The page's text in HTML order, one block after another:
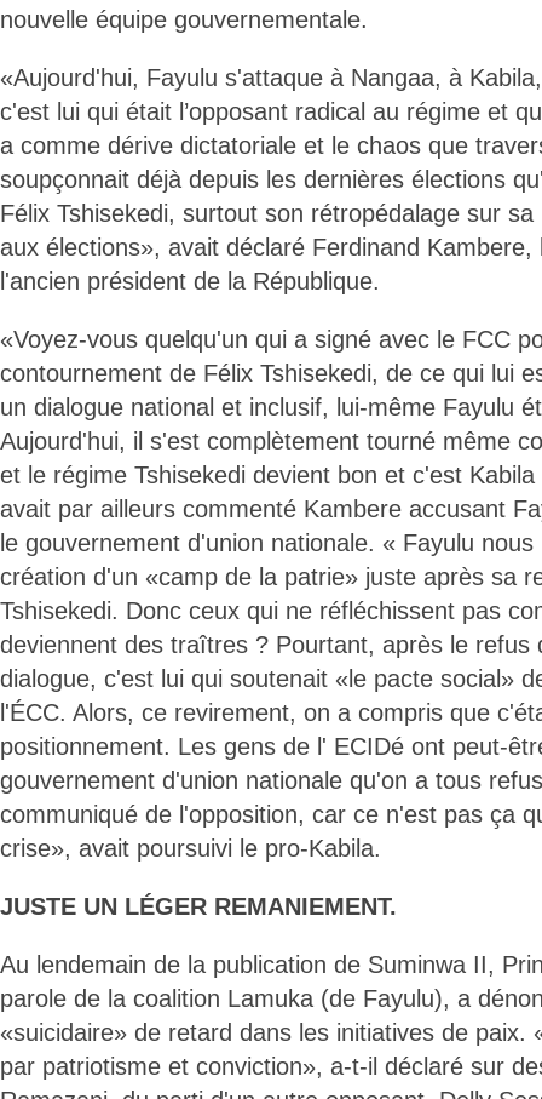
nouvelle équipe gouvernementale.
«Aujourd'hui, Fayulu s'attaque à Nangaa, à
c'est lui qui était l’opposant radical au régime et
a comme dérive dictatoriale et le chaos que
soupçonnait déjà depuis les dernières élections
Félix Tshisekedi, surtout son rétropédalage sur
aux élections», avait déclaré Ferdinand
l'ancien président de la République.
«Voyez-vous quelqu'un qui a signé avec le FCC
contournement de Félix Tshisekedi, de ce qui lui
un dialogue national et inclusif, lui-même Fayulu
Aujourd'hui, il s'est complètement tourné même
et le régime Tshisekedi devient bon et c'est
avait par ailleurs commenté Kambere accusant
le gouvernement d'union nationale. « Fayulu
création d'un «camp de la patrie» juste après sa
Tshisekedi. Donc ceux qui ne réfléchissent pas
deviennent des traîtres ? Pourtant, après le refus
dialogue, c'est lui qui soutenait «le pacte social»
l'ÉCC. Alors, ce revirement, on a compris que
positionnement. Les gens de l' ECIDé ont peut-
gouvernement d'union nationale qu'on a tous
communiqué de l'opposition, car ce n'est pas ça
crise», avait poursuivi le pro-Kabila.
JUSTE UN LÉGER REMANIEMENT.
Au lendemain de la publication de Suminwa II,
parole de la coalition Lamuka (de Fayulu), a
«suicidaire» de retard dans les initiatives de paix.
par patriotisme et conviction», a-t-il déclaré sur